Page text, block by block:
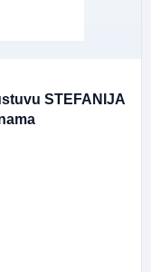
STEFANIJA